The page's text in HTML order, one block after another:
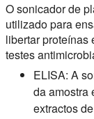
O sonicador de
utilizado para
libertar proteínas
testes
ELISA: A
da amostra
extractos